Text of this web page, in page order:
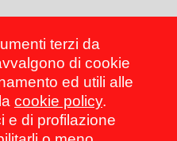
terzi da
di cookie
ed utili alle
cookie policy.
e di profilazione